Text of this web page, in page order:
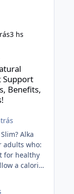
3 hs
Support
Benefits,
Alka
adults who:
for healthy
plant-